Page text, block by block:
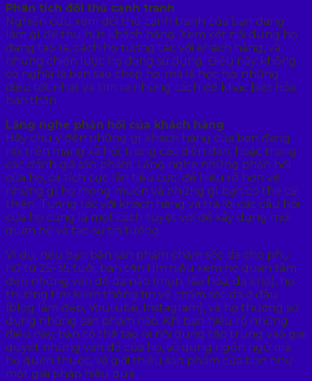
Phân tích đối thủ cạnh tranh
Nghiên cứu xem đối thủ cạnh tranh của bạn đang
làm gì để thu hút khách hàng. Xem xét nội dung họ
đang tạo ra, cách họ tương tác với khách hàng, và
những chiến lược họ đang sử dụng. Điều này không
có nghĩa là bạn sao chép họ, mà là học hỏi những
điều tốt nhất và tìm ra những cách để khác biệt hóa
bản thân.
Lắng nghe phản hồi của khách hàng
Hãy chú ý đến những gì khách hàng của bạn đang
nói trên mạng xã hội, trong các diễn đàn, hoặc trong
các đánh giá sản phẩm. Lắng nghe những phản hồi
của họ, cả tích cực lẫn tiêu cực, để hiểu rõ hơn về
những gì họ mong muốn và những gì bạn có thể cải
thiện. Tương tác với khách hàng và trả lời các câu hỏi
của họ cũng là một cách tuyệt vời để xây dựng mối
quan hệ và tạo sự tin tưởng.
Ví dụ, nếu bạn bán sản phẩm chăm sóc da cho phụ
nữ từ 25-35 tuổi, bạn cần tìm hiểu xem họ quan tâm
đến những vấn đề da nào (mụn, lão hóa, da khô), họ
thường tìm kiếm thông tin về chăm sóc da ở đâu
(blog làm đẹp, Youtube, Instagram), và họ thường sử
dụng những sản phẩm nào. Khi bạn hiểu rõ những
điều này, bạn có thể tạo ra nội dung tập trung vào giải
quyết những vấn đề của họ, sử dụng ngôn ngữ mà
họ quen thuộc, và giới thiệu sản phẩm của bạn như
một giải pháp hiệu quả.